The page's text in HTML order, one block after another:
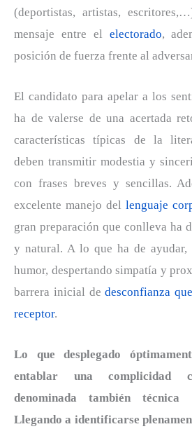
(deportistas, artistas,
mensaje entre el electorado,
posición de fuerza frente al
El candidato para apelar a los
ha de valerse de una acertada
características típicas de la
deben transmitir modestia y
con frases breves y sencillas.
excelente manejo dellenguaje
gran preparación que conlleva ha
y natural. A lo que ha de
humor, despertando simpatía y
barrera inicial dedesconfianza
receptor.
Lo que desplegado
entablar una complicidad
denominada también
Llegando a identificarse